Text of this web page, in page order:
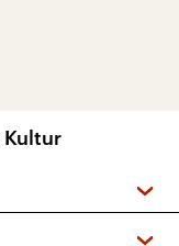
Kultur